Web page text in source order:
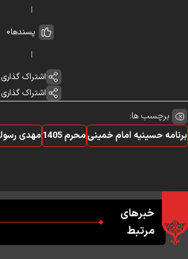
پسندها0
اشتراک گذاری
اشتراک گذاری
برچسب ها:
حسینیه امام خمینیمحرم 1405 مهدی رسولی
خبرهای
مرتبط